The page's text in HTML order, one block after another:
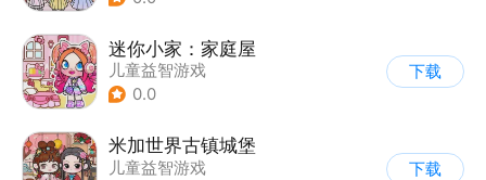
迷你小家：家庭屋
儿童益智游戏
0.0
下载
米加世界古镇城堡
儿童益智游戏
下载